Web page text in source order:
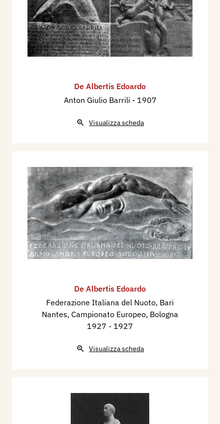
De Albertis Edoardo
Anton Giulio Barrili - 1907
Visualizza scheda
De Albertis Edoardo
Federazione Italiana del Nuoto, Bari
Nantes, Campionato Europeo, Bologna
1927 - 1927
Visualizza scheda